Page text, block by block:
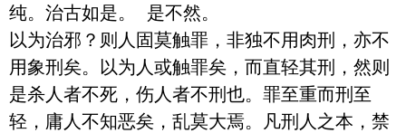
纯。治古如是。 是不然。
以为治邪？则人固莫触罪，非独不用肉刑，亦不
用象刑矣。以为人或触罪矣，而直轻其刑，然则
是杀人者不死，伤人者不刑也。罪至重而刑至
轻，庸人不知恶矣，乱莫大焉。凡刑人之本，禁